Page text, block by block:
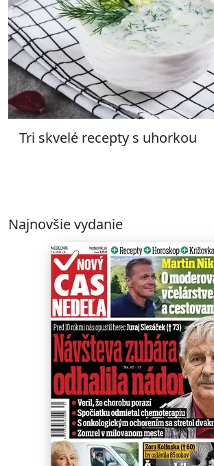
Tri skvelé recepty s uhorkou
Najnovšie vydanie